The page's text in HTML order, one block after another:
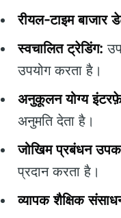
रीयल-टाइम बाजार
स्वचालित ट्रेडिंग:
उपयोग करता है।
अनुकूलन योग्य
अनुमति देता है।
जोखिम प्रबंधन
प्रदान करता है।
व्यापक शैक्षिक